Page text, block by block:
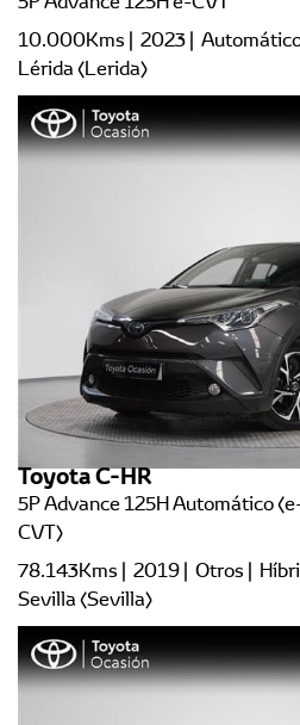
10.000Kms | 2023 |
Lérida (Lerida)
Toyota C-HR
5P Advance 125H Automático
CVT)
78.143Kms | 2019 | Otros |
Sevilla (Sevilla)